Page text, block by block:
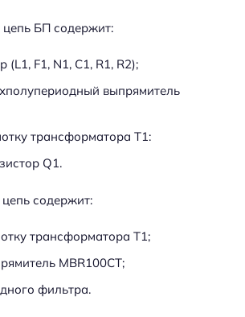
БП содержит:
(L1, F1, N1, C1, R1, R2);
выпрямитель
трансформатора T1:
Q1.
содержит:
трансформатора T1;
MBR100CT;
фильтра.